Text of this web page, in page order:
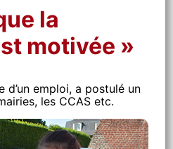
la
motivée »
d’un emploi, a postulé un
les CCAS etc.